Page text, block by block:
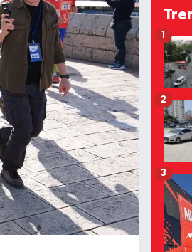
1
2
3